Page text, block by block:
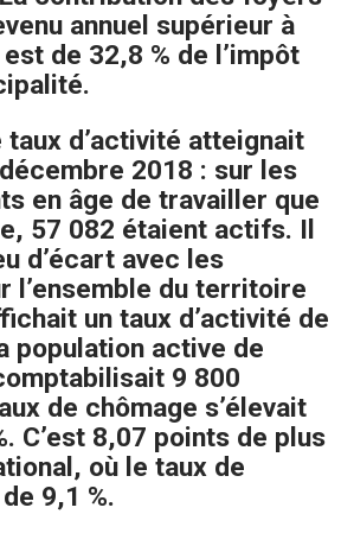
annuel supérieur à
de 32,8 % de l’impôt
d’activité atteignait
2018 : sur les
en âge de travailler que
57 082 étaient actifs. Il
d’écart avec les
l’ensemble du territoire
un taux d’activité de
population active de
9 800
de chômage s’élevait
C’est 8,07 points de plus
où le taux de
9,1 %.